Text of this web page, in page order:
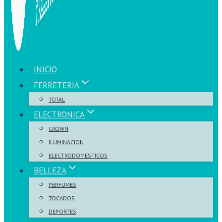
INICIO
FERRETERIA
TOTAL
ELECTRONICA
CROWN
ILUMINACION
ELECTRODOMESTICOS
BELLEZA
PERFUMES
TOCADOR
DEPORTES